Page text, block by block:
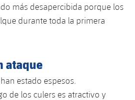
más desapercibida porque los
durante toda la primera
ataque
estado espesos.
de los culers es atractivo y